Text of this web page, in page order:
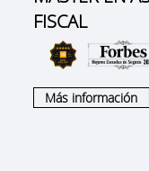
FISCAL
Más información